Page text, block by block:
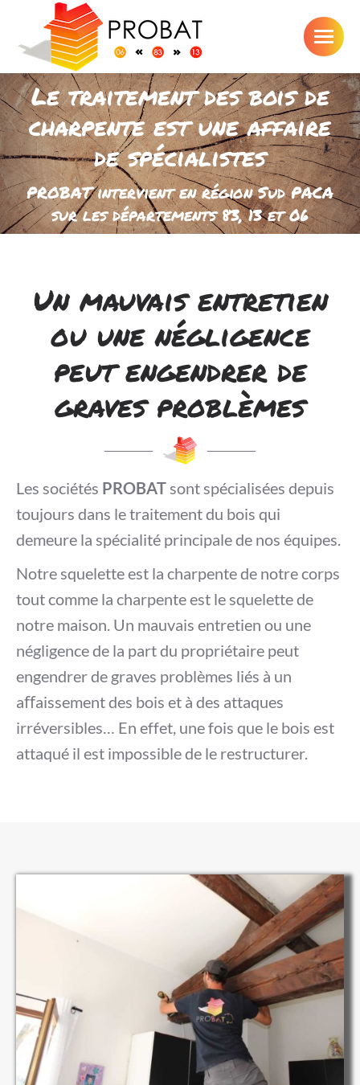
Le traitement des bois de
charpente est une affaire
de spécialistes
PROBAT intervient en région Sud PACA
sur les départements 83, 13 et 06
Vous êtes ici :
Un mauvais entretien
ou une négligence
peut engendrer de
graves problèmes
Les sociétés PROBAT sont spécialisées depuis
toujours dans le traitement du bois qui
demeure la spécialité principale de nos équipes.
Notre squelette est la charpente de notre corps
tout comme la charpente est le squelette de
notre maison. Un mauvais entretien ou une
négligence de la part du propriétaire peut
engendrer de graves problèmes liés à un
aﬀaissement des bois et à des attaques
irréversibles… En effet, une fois que le bois est
attaqué il est impossible de le restructurer.